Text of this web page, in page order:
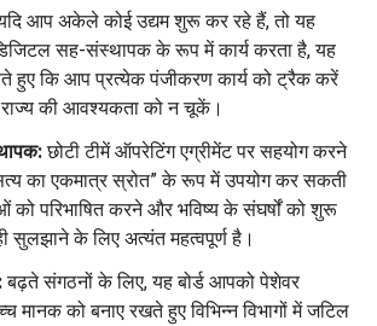
आप अकेले कोई उद्यम शुरू कर रहे हैं, तो यह
सह-संस्थापक के रूप में कार्य करता है, यह
हुए कि आप प्रत्येक पंजीकरण कार्य को ट्रैक करें
की आवश्यकता को न चूकें।
छोटी टीमें ऑपरेटिंग एग्रीमेंट पर सहयोग करने
का एकमात्र स्रोत” के रूप में उपयोग कर सकती
को परिभाषित करने और भविष्य के संघर्षों को शुरू
सुलझाने के लिए अत्यंत महत्वपूर्ण है।
बढ़ते संगठनों के लिए, यह बोर्ड आपको पेशेवर
मानक को बनाए रखते हुए विभिन्न विभागों में जटिल